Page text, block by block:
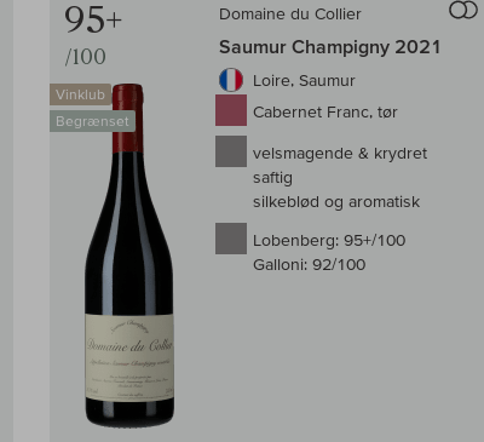
95+
/100
Vinklub
Begrænset
Domaine du Collier
Saumur Champigny 2021
Loire, Saumur
Cabernet Franc, tør
velsmagende & krydret
saftig
silkeblød og aromatisk
Lobenberg: 95+/100
Galloni: 92/100